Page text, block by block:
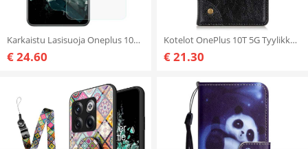
Karkaistu Lasisuoja Oneplus 10T 5G -Näytölle
€ 24.60
Kotelot OnePlus 10T 5G Tyylikkäät Nappan Nahkaiset Vintage-niitit
€ 21.30